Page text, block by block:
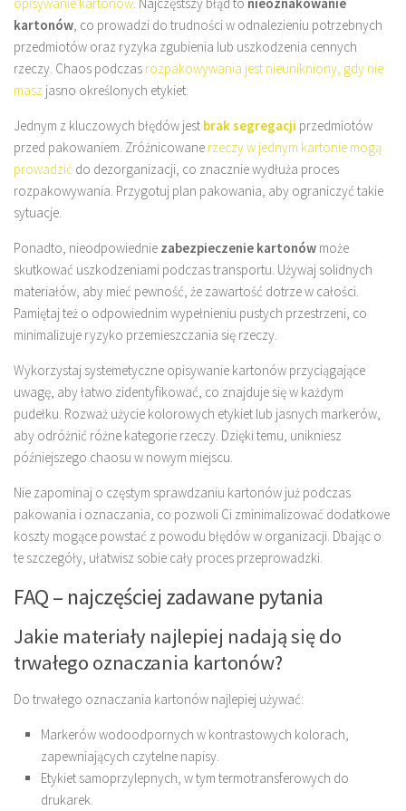
kartonów , co prowadzi do trudności w odnalezieniu potrzebnych
przedmiotów oraz ryzyka zgubienia lub uszkodzenia cennych
rzeczy. Chaos podczas rozpakowywania jest nieunikniony, gdy nie
masz jasno określonych etykiet.
Jednym z kluczowych błędów jest brak segregacji przedmiotów
przed pakowaniem. Zróżnicowane rzeczy w jednym kartonie mogą
prowadzić do dezorganizacji, co znacznie wydłuża proces
rozpakowywania. Przygotuj plan pakowania, aby ograniczyć takie
sytuacje.
Ponadto, nieodpowiednie zabezpieczenie kartonów może
skutkować uszkodzeniami podczas transportu. Używaj solidnych
materiałów, aby mieć pewność, że zawartość dotrze w całości.
Pamiętaj też o odpowiednim wypełnieniu pustych przestrzeni, co
minimalizuje ryzyko przemieszczania się rzeczy.
Wykorzystaj systemetyczne opisywanie kartonów przyciągające
uwagę, aby łatwo zidentyfikować, co znajduje się w każdym
pudełku. Rozważ użycie kolorowych etykiet lub jasnych markerów,
aby odróżnić różne kategorie rzeczy. Dzięki temu, unikniesz
późniejszego chaosu w nowym miejscu.
Nie zapominaj o częstym sprawdzaniu kartonów już podczas
pakowania i oznaczania, co pozwoli Ci zminimalizować dodatkowe
koszty mogące powstać z powodu błędów w organizacji. Dbając o
te szczegóły, ułatwisz sobie cały proces przeprowadzki.
FAQ – najczęściej zadawane pytania
Jakie materiały najlepiej nadają się do
trwałego oznaczania kartonów?
Do trwałego oznaczania kartonów najlepiej używać:
Markerów wodoodpornych w kontrastowych kolorach,
zapewniających czytelne napisy.
Etykiet samoprzylepnych, w tym termotransferowych do
drukarek.